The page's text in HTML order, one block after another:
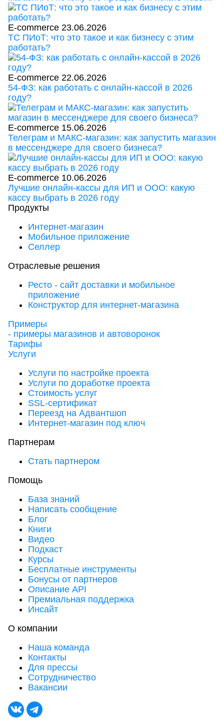
E-commerce 23.06.2026
ТС ПИоТ: что это такое и как бизнесу с этим
работать?
E-commerce 22.06.2026
54-ФЗ: как работать с онлайн-кассой в 2026
году?
E-commerce 15.06.2026
Телеграм и МАКС-магазин: как запустить магазин
в мессенджере для своего бизнеса?
E-commerce 10.06.2026
Лучшие онлайн-кассы для ИП и ООО: какую
кассу выбрать в 2026 году
Продукты
Интернет-магазин
Мобильное приложение
Селлер
Отраслевые решения
Ресто - сайт доставки и мобильное
приложение
Конструктор для интернет-магазина
Примеры
- примеры магазинов и автоворонок
Тарифы
Услуги
Услуги по настройке проекта
Услуги по доработке проекта
Стоимость услуг
SSL-сертификат
Переезд на Адвантшоп
Интернет-магазин под ключ
Партнерам
Стать партнером
Помощь
База знаний
Написать сообщение
Блог
Книги
Видео
Подкаст
Курсы
Бесплатные инструменты
Бонусы от партнеров
Описание API
Премиальная поддержка
Инсайт
О компании
Наша команда
Контакты
Для прессы
Сотрудничество
Вакансии